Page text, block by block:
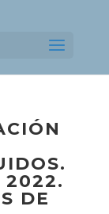
2022.
DE